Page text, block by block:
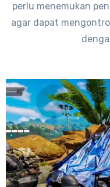
perlu menemukan
agar dapat